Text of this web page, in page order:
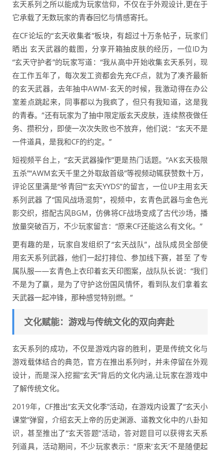
玄天系列之所以能成为玩家信仰，不仅在于外观设计,更在于
它承载了无数玩家的青春回忆与情感寄托。
在CF论坛的“玄天收集者”板块，有超过十万条帖子，玩家们
晒出 玄天武器的截图，分享开箱抽皮肤的经历，一位ID为
“玄天守护者”的玩家写道：“我从高中开始收集玄天系列，现
在工作五年了，每次发工资都会先充CF点，就为了凑齐最新
的玄天武器，去年抽中AWM-玄天的时候，我激动得在办公
室差点跳起来，同事都以为我疯了，但只有我知道，这是我
的青春。”还有玩家为了抽中限定版玄天皮肤，连续熬夜做任
务、攒积分，即使一次次失败也不放弃，他们说：“玄天不是
一件道具，是我和CF的约定。”
短视频平台上，“玄天武器操作”更是热门话题。“AK玄天极限
五杀”“AWM玄天千里之外取敌首级”等视频动辄获赞数十万，
评论区里满是“爷青回”“玄天YYDS”的留言，一位UP主用玄天
系列武器 了“国风战场混剪”，视频中，玄青色武器与金色光
影交织，搭配古风BGM，仿佛将CF战场变成了古代沙场，播
放量突破百万，不少玩家留言：“原来CF还能这么有文化。”
更有趣的是，玩家自发组织了“玄天战队”，战队成员全部使
用玄天系列武器，他们一起打排位、参加线下赛，甚至 了专
属队服——玄青色上衣印着玄天印图案，战队队长说：“我们
不是为了赢，是为了守护这份国风情怀，看到队友们拿着玄
天武器一起冲锋，那种感觉特别燃。”
文化赋能：游戏与传统文化的双向奔赴
玄天系列的成功，不仅是游戏内容的胜利，更是传统文化与
游戏载体结合的典范，官方在推出系列时，并未停留在外观
设计，而是深入挖掘“玄天”背后的文化内涵,让玩家在游戏中
了解传统文化。
2019年，CF推出“玄天文化季”活动，在游戏内设置了“玄天小
课堂”弹窗，介绍玄天上帝的历史渊源、道教文化中的八卦知
识，甚至推出了“玄天答题”活动，答对题目可以获得玄天系
列道具，活动期间，不少玩家表示：“原来‘玄天’不是随便起